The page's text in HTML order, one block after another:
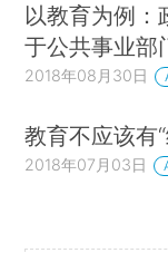
以教育为例：
于公共事业部
2018年08月30日
教育不应该有
2018年07月03日